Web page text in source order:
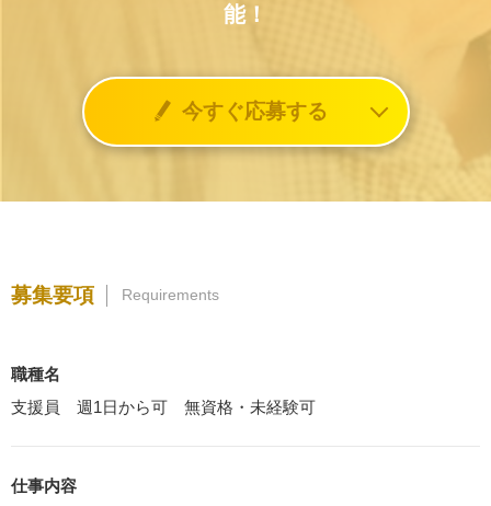
能！
今すぐ応募する
募集要項 Requirements
職種名
支援員 週1日から可 無資格・未経験可
仕事内容